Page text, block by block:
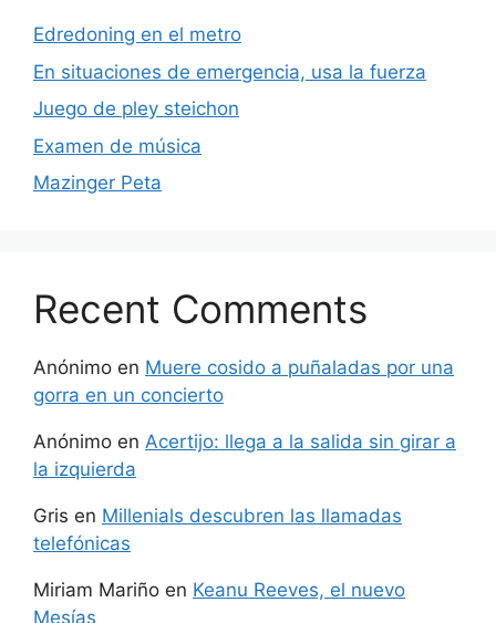
Edredoning en el metro
En situaciones de emergencia, usa la fuerza
Juego de pley steichon
Examen de música
Mazinger Peta
Recent Comments
Anónimo en Muere cosido a puñaladas por una
gorra en un concierto
Anónimo en Acertijo: llega a la salida sin girar a
la izquierda
Gris en Millenials descubren las llamadas
telefónicas
Miriam Mariño en Keanu Reeves, el nuevo
Mesías